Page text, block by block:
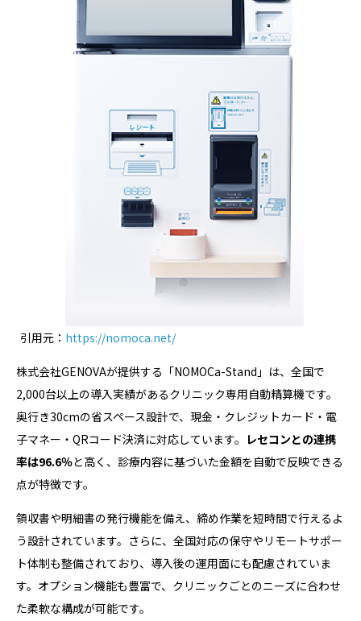
引用元： https://nomoca.net/
株式会社GENOVAが提供する「NOMOCa-Stand」は、全国で
2,000台以上の導入実績があるクリニック専用自動精算機です。
奥行き30cmの省スペース設計で、現金・クレジットカード・電
子マネー・QRコード決済に対応しています。 レセコンとの連携
率は96.6％と高く、診療内容に基づいた金額を自動で反映できる
点が特徴です。
領収書や明細書の発行機能を備え、締め作業を短時間で行えるよ
う設計されています。さらに、全国対応の保守やリモートサポー
ト体制も整備されており、導入後の運用面にも配慮されていま
す。オプション機能も豊富で、クリニックごとのニーズに合わせ
た柔軟な構成が可能です。